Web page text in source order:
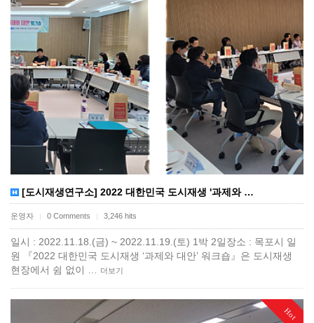
[도시재생연구소] 2022 대한민국 도시재생 '과제와 …
운영자 | 0 Comments | 3,246 hits
일시 : 2022.11.18.(금) ~ 2022.11.19.(토) 1박 2일장소 : 목포시 일
원 『2022 대한민국 도시재생 ‘과제와 대안’ 워크숍』은 도시재생
현장에서 쉼 없이 …
더보기
Hot